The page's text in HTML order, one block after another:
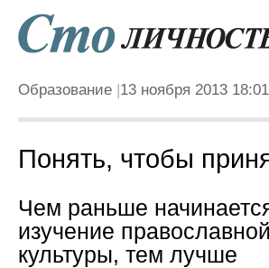
Образование 13 ноября 2013 18:01
Понять, чтобы
Чем раньше
изучение православной
культуры, тем лучше